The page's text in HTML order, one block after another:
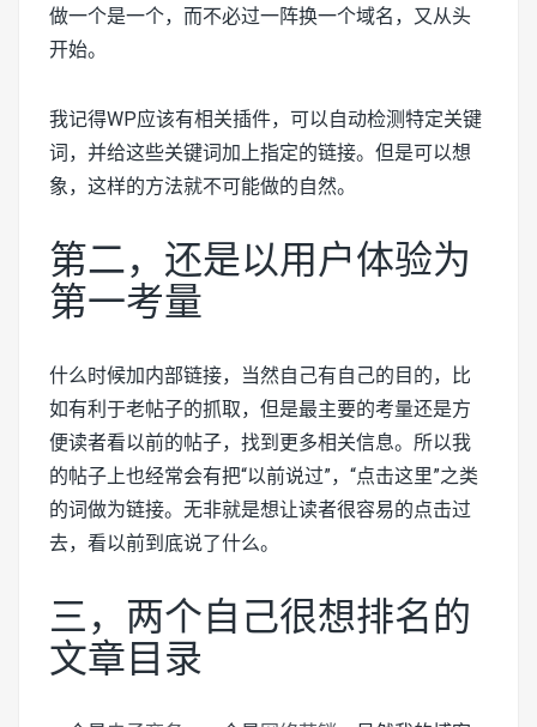
做一个是一个，而不必过一阵换一个域名，又从头
开始。
我记得WP应该有相关插件，可以自动检测特定关键
词，并给这些关键词加上指定的链接。但是可以想
象，这样的方法就不可能做的自然。
第二，还是以用户体验为
第一考量
什么时候加内部链接，当然自己有自己的目的，比
如有利于老帖子的抓取，但是最主要的考量还是方
便读者看以前的帖子，找到更多相关信息。所以我
的帖子上也经常会有把“以前说过”，“点击这里”之类
的词做为链接。无非就是想让读者很容易的点击过
去，看以前到底说了什么。
三，两个自己很想排名的
文章目录